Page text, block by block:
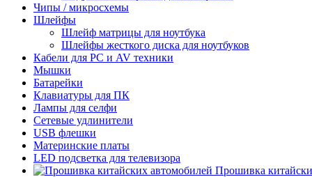
Чипы / микросхемы
Шлейфы
Шлейф матрицы для ноутбука
Шлейфы жесткого диска для ноутбуков
Кабели для PC и AV техники
Мышки
Батарейки
Клавиатуры для ПК
Лампы для селфи
Сетевые удлинители
USB флешки
Материнские платы
LED подсветка для телевизора
Прошивка